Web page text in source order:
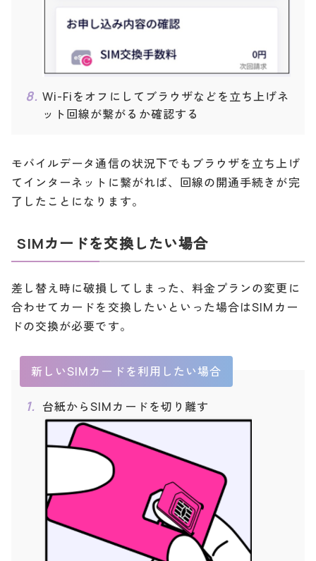
Wi-Fiをオフにしてブラウザなどを立ち上げネ
ット回線が繋がるか確認する
モバイルデータ通信の状況下でもブラウザを立ち上げ
てインターネットに繋がれば、回線の開通手続きが完
了したことになります。
SIMカードを交換したい場合
差し替え時に破損してしまった、料金プランの変更に
合わせてカードを交換したいといった場合はSIMカー
ドの交換が必要です。
新しいSIMカードを利用したい場合
台紙からSIMカードを切り離す